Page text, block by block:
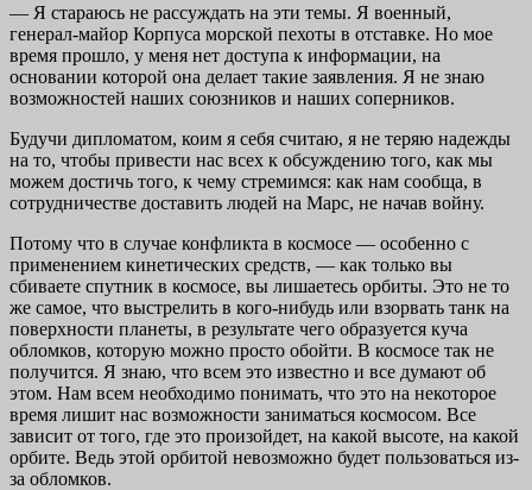
— Я стараюсь не рассуждать на эти темы. Я военный,
генерал-майор Корпуса морской пехоты в отставке. Но мое
время прошло, у меня нет доступа к информации, на
основании которой она делает такие заявления. Я не знаю
возможностей наших союзников и наших соперников.
Будучи дипломатом, коим я себя считаю, я не теряю надежды
на то, чтобы привести нас всех к обсуждению того, как мы
можем достичь того, к чему стремимся: как нам сообща, в
сотрудничестве доставить людей на Марс, не начав войну.
Потому что в случае конфликта в космосе — особенно с
применением кинетических средств, — как только вы
сбиваете спутник в космосе, вы лишаетесь орбиты. Это не то
же самое, что выстрелить в кого-нибудь или взорвать танк на
поверхности планеты, в результате чего образуется куча
обломков, которую можно просто обойти. В космосе так не
получится. Я знаю, что всем это известно и все думают об
этом. Нам всем необходимо понимать, что это на некоторое
время лишит нас возможности заниматься космосом. Все
зависит от того, где это произойдет, на какой высоте, на какой
орбите. Ведь этой орбитой невозможно будет пользоваться из-
за обломков.